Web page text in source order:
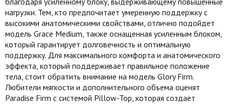
нагрузки. Тем, кто предпочитает умеренную поддержку с
высокими анатомическими свойствами, отлично подойдет
модель Grace Medium, также оснащенная усиленным блоком,
который гарантирует долговечность и оптимальную
поддержку. Для максимального комфорта и анатомического
эффекта, который поддерживает правильное положение
тела, стоит обратить внимание на модель Glory Firm.
Любители мягкости и дополнительного объема оценят
Paradise Firm с системой Pillow-Top, которая создает